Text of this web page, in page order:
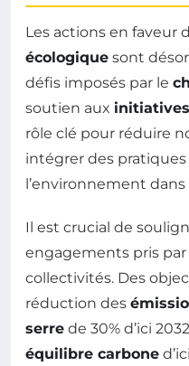
Les actions en faveur
écologique sont
défis imposés par le
soutien aux
rôle clé pour réduire
intégrer des
l’environnement
Il est crucial de
engagements pris
collectivités. Des
réduction des
serre de 30% d’ici
équilibre carbone